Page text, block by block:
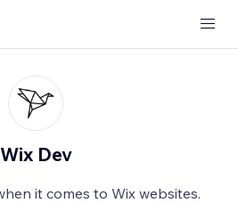
Wix Dev
it comes to Wix websites.